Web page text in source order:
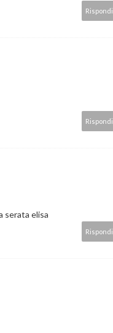
Rispondi
Rispondi
serata elisa
Rispondi